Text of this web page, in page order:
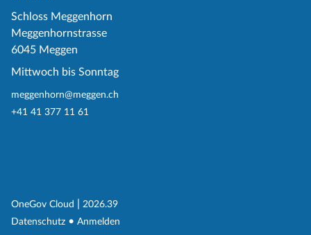
Schloss Meggenhorn
Meggenhornstrasse
6045 Meggen
Mittwoch bis Sonntag
meggenhorn@meggen.ch
+41 41 377 11 61
OneGov Cloud (External Link)
2026.39
Datenschutz (External Link)
Anmelden